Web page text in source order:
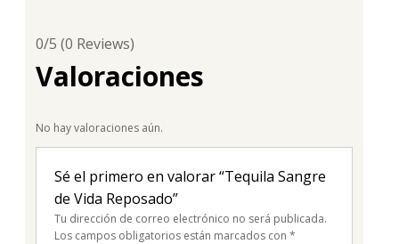
0/5 (0 Reviews)
Valoraciones
No hay valoraciones aún.
Sé el primero en valorar “Tequila Sangre
de Vida Reposado”
Tu dirección de correo electrónico no será publicada.
Los campos obligatorios están marcados con *